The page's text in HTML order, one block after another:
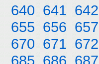
640 641 642
655 656 657
670 671 672
685 686 687